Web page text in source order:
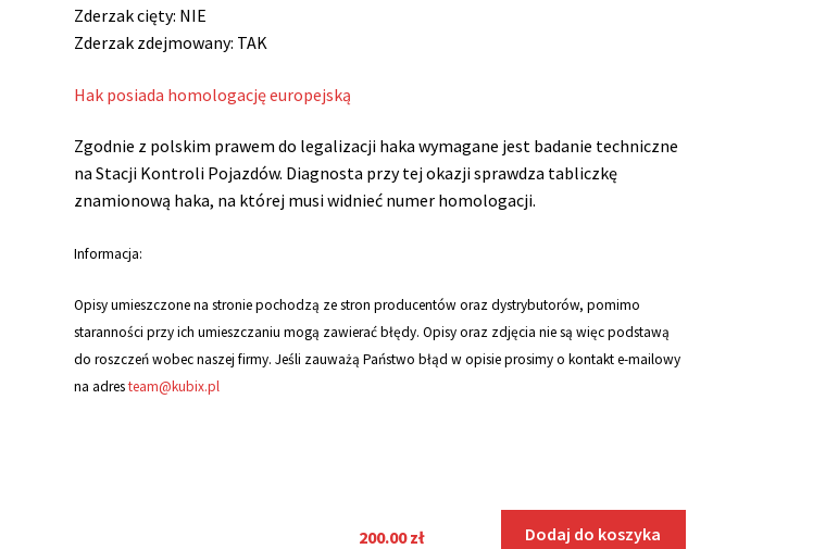
Zderzak cięty: NIE
Zderzak zdejmowany: TAK
Hak posiada homologację europejską
Zgodnie z polskim prawem do legalizacji haka wymagane jest badanie techniczne
na Stacji Kontroli Pojazdów. Diagnosta przy tej okazji sprawdza tabliczkę
znamionową haka, na której musi widnieć numer homologacji.
Informacja:
Opisy umieszczone na stronie pochodzą ze stron producentów oraz dystrybutorów, pomimo
staranności przy ich umieszczaniu mogą zawierać błędy. Opisy oraz zdjęcia nie są więc podstawą
do roszczeń wobec naszej firmy. Jeśli zauważą Państwo błąd w opisie prosimy o kontakt e-mailowy
na adresteam@kubix.pl
200.00zł Dodaj do koszyka